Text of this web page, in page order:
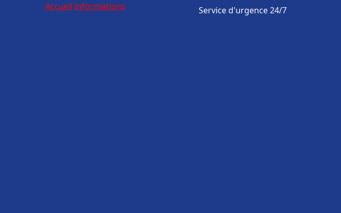
Accueil Informations
Service d'urgence 24/7